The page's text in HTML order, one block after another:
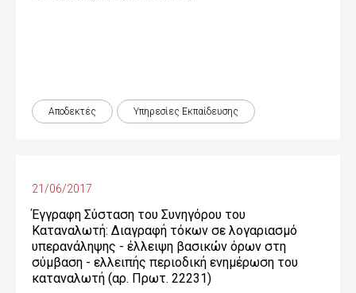
Αποδεκτές Υπηρεσίες Εκπαίδευσης
21/06/2017
Έγγραφη Σύσταση του Συνηγόρου του
Καταναλωτή: Διαγραφή τόκων σε λογαριασμό
υπερανάληψης - έλλειψη βασικών όρων στη
σύμβαση - ελλειπής περιοδική ενημέρωση του
καταναλωτή (αρ. Πρωτ. 22231)